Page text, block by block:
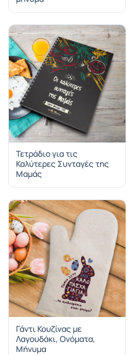
Τετράδιο για τις
Καλύτερες Συνταγές της
Μαμάς
Γάντι Κουζίνας με
Λαγουδάκι, Ονόματα,
Μήνυμα